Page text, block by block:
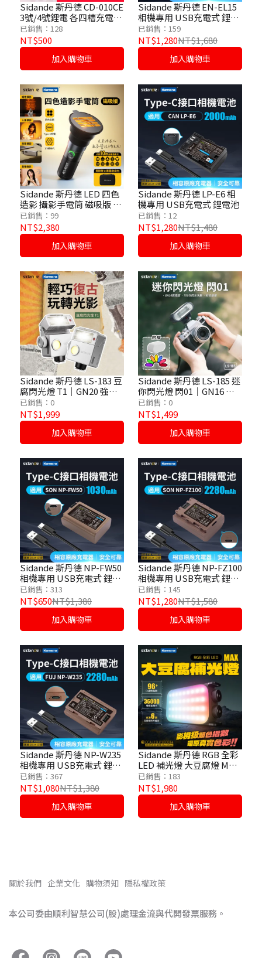
Sidande 斯丹德 CD-010CE
3號/4號鋰電 各四槽充電器
｜1.5V 恆壓充電 Type-C 輸
入 專為鋰電池設計 高效便
捷 (黑色)
已銷售：128
NT$500
加入購物車
Sidande 斯丹德 EN-EL15
相機專用 USB充電式 鋰電
池
已銷售：159
NT$1,280NT$1,680
加入購物車
Sidande 斯丹德 LED 四色
造影 攝影手電筒 磁吸版 附
10款造影片 專屬收納包
已銷售：99
NT$2,380
加入購物車
Sidande 斯丹德 LP-E6 相
機專用 USB充電式 鋰電池
已銷售：12
NT$1,280NT$1,480
加入購物車
Sidande 斯丹德 LS-183 豆
腐閃光燈 T1｜GN20 強勁
指數｜2.4GHz 無線引閃｜
內建 2000mAh 大鋰電
已銷售：0
NT$1,999
加入購物車
Sidande 斯丹德 LS-185 迷
你閃光燈 閃01｜GN16 指
數｜2000mAh 長效續航｜
口袋便攜熱靴閃燈
已銷售：0
NT$1,499
加入購物車
Sidande 斯丹德 NP-FW50
相機專用 USB充電式 鋰電
池
已銷售：313
NT$650NT$1,380
加入購物車
Sidande 斯丹德 NP-FZ100
相機專用 USB充電式 鋰電
池
已銷售：145
NT$1,280NT$1,580
加入購物車
Sidande 斯丹德 NP-W235
相機專用 USB充電式 鋰電
池
已銷售：367
NT$1,080NT$1,380
加入購物車
Sidande 斯丹德 RGB 全彩
LED 補光燈 大豆腐燈 MAX
套裝版
已銷售：183
NT$1,980
加入購物車
關於我們 企業文化 購物須知 隱私權政策
本公司委由順利智慧公司(股)處理金流與代開發票服務。